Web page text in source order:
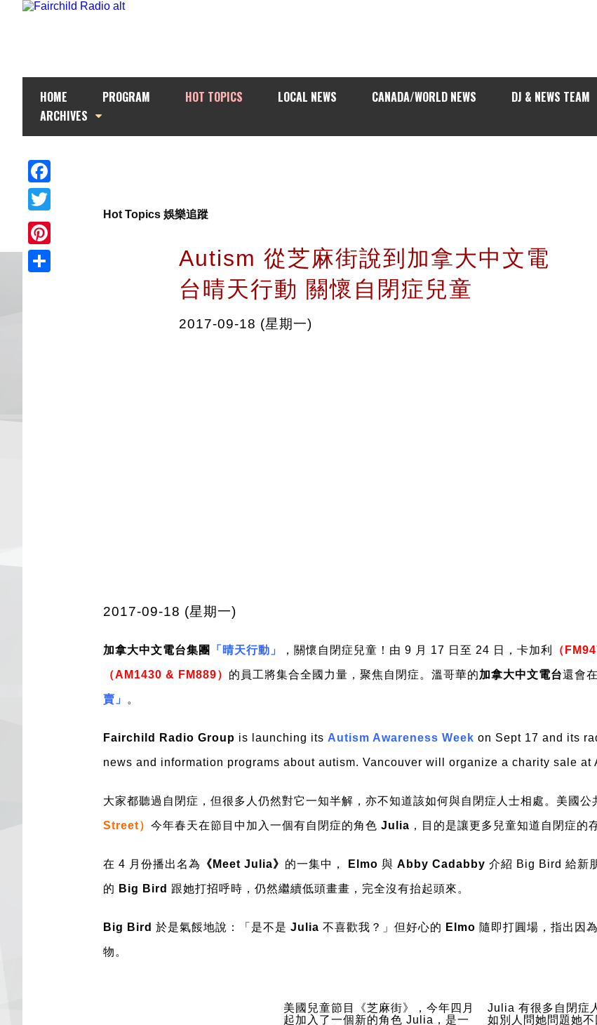
HOME PROGRAM HOT TOPICS LOCAL NEWS CANADA/WORLD NEWS DJ & NEWS TEAM
ARCHIVES
Facebook
Twitter
Pinterest
Hot Topics 娛樂追蹤
Autism 從芝麻街說到加拿大中文電
台晴天行動 關懷自閉症兒童
2017-09-18 (星期一)
2017-09-18 (星期一)
加拿大中文電台集團 「晴天行動」 ，關懷自閉症兒童！由 9 月 17 日至 24 日，卡加利 （
（AM1430 & FM889） 的員工將集合全國力量，聚焦自閉症。溫哥華的加拿大中文電台還會
賣」 。
Fairchild Radio Group is launching its Autism Awareness Week on Sept 17 and its
news and information programs about autism. Vancouver will organize a charity sale at
大家都聽過自閉症，但很多人仍然對它一知半解，亦不知道該如何與自閉症人士相處。美國公
Street） 今年春天在節目中加入一個有自閉症的角色 Julia ，目的是讓更多兒童知道自閉症的
在 4 月份播出名為 《Meet Julia》 的一集中， Elmo 與 Abby Cadabby 介紹 Big Bird 給新
的 Big Bird 跟她打招呼時，仍然繼續低頭畫畫，完全沒有抬起頭來。
Big Bird 於是氣餒地說：「是不是 Julia 不喜歡我？」但好心的 Elmo 隨即打圓場，指出因為
物。
美國兒童節目《芝麻街》，今年四月
起加入了一個新的角色 Julia，是一
Julia 有很多自閉症
如別人問她問題她